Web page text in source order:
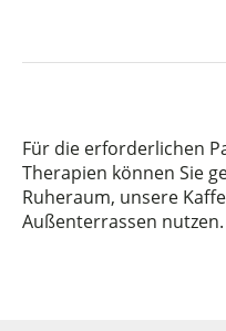
Für die erforderlichen
Therapien können Sie
Ruheraum, unsere
Außenterrassen nutzen.